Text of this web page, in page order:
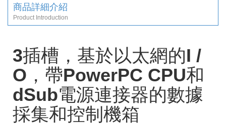
商品詳細介紹
Product Introduction
3插槽，基於以太網的I /
O，帶PowerPC CPU和
dSub電源連接器的數據
採集和控制機箱